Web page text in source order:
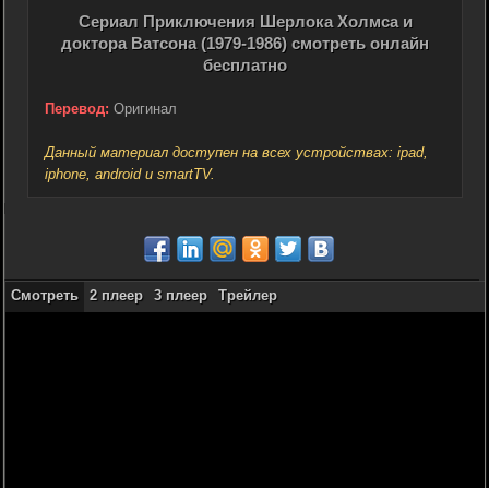
Сериал Приключения Шерлока Холмса и
доктора Ватсона (1979-1986) смотреть онлайн
бесплатно
Перевод: Оригинал
Данный материал доступен на всех устройствах: ipad,
iphone, android и smartTV.
Смотреть 2 плеер 3 плеер Трейлер